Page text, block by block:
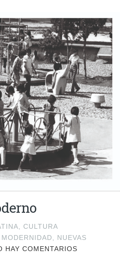
, CULTURA
MODERNIDAD, NUEVAS
HAY COMENTARIOS